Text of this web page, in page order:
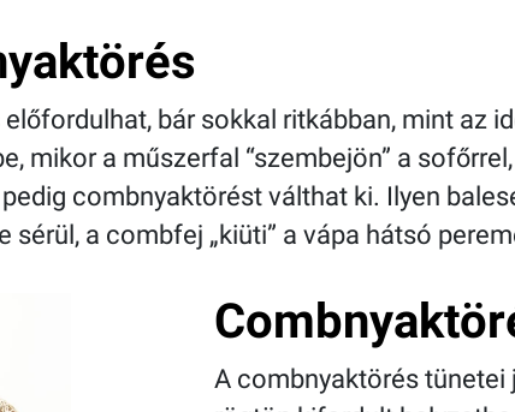
bár sokkal ritkábban, mint az
mikor a műszerfal “szembejön” a
combnyaktörést válthat ki. Ilyen
sérül, a combfej „kiüti” a vápa hátsó
A combnyaktörés tünetei